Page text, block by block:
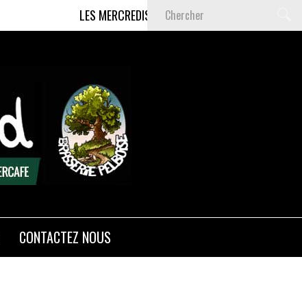
LES MERCREDIS SUR LA ROUTE - LES ROGERS
CONTACTEZ NOUS